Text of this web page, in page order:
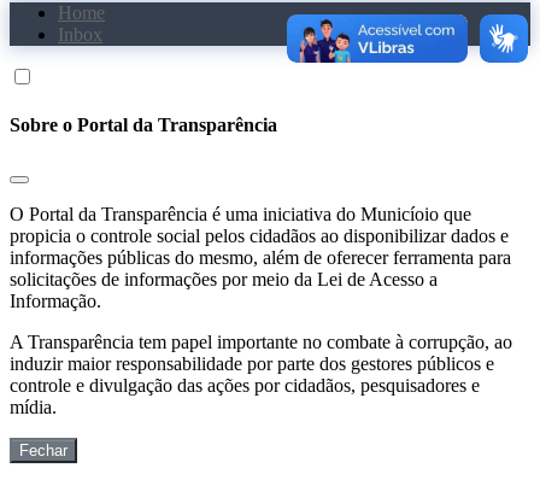
Home
Inbox
Sobre o Portal da Transparência
O Portal da Transparência é uma iniciativa do Municíoio que
propicia o controle social pelos cidadãos ao disponibilizar dados e
informações públicas do mesmo, além de oferecer ferramenta para
solicitações de informações por meio da Lei de Acesso a
Informação.
A Transparência tem papel importante no combate à corrupção, ao
induzir maior responsabilidade por parte dos gestores públicos e
controle e divulgação das ações por cidadãos, pesquisadores e
mídia.
Fechar